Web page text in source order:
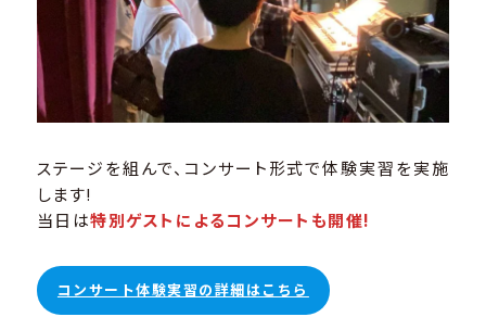
ステージを組んで、コンサート形式で体験実習を実施
します!
当日は特別ゲストによるコンサートも開催!
コンサート体験実習の詳細はこちら